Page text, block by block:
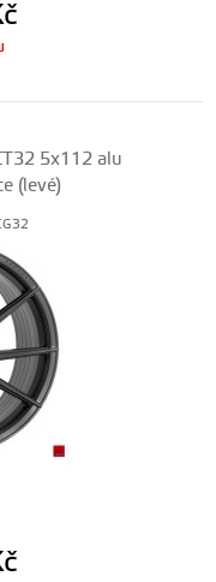
5x112 alu
(levé)